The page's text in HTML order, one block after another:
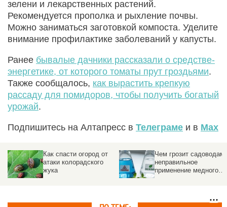
зелени и лекарственных растений.
Рекомендуется прополка и рыхление почвы.
Можно заниматься заготовкой компоста. Уделите
внимание профилактике заболеваний у капусты.
Ранее бывалые дачники рассказали о средстве-
энергетике, от которого томаты прут гроздьями.
Также сообщалось, как вырастить крепкую
рассаду для помидоров, чтобы получить богатый
урожай.
Подпишитесь на Алтапресс в Телеграме и в Max
Как спасти огород от
атаки колорадского
жука
Чем грозит садоводам
неправильное
применение медного